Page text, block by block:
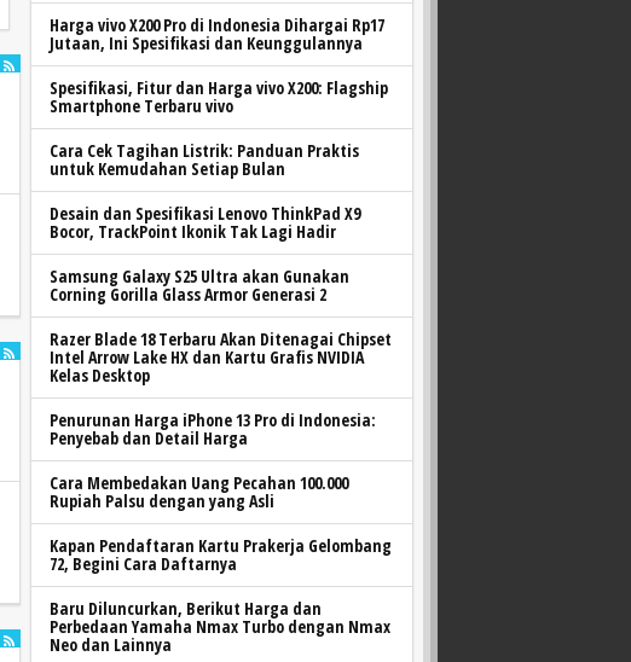
Harga vivo X200 Pro di Indonesia Dihargai Rp17
Jutaan, Ini Spesifikasi dan Keunggulannya
Spesifikasi, Fitur dan Harga vivo X200: Flagship
Smartphone Terbaru vivo
Cara Cek Tagihan Listrik: Panduan Praktis
untuk Kemudahan Setiap Bulan
Desain dan Spesifikasi Lenovo ThinkPad X9
Bocor, TrackPoint Ikonik Tak Lagi Hadir
Samsung Galaxy S25 Ultra akan Gunakan
Corning Gorilla Glass Armor Generasi 2
Razer Blade 18 Terbaru Akan Ditenagai Chipset
Intel Arrow Lake HX dan Kartu Grafis NVIDIA
Kelas Desktop
Penurunan Harga iPhone 13 Pro di Indonesia:
Penyebab dan Detail Harga
Cara Membedakan Uang Pecahan 100.000
Rupiah Palsu dengan yang Asli
Kapan Pendaftaran Kartu Prakerja Gelombang
72, Begini Cara Daftarnya
Baru Diluncurkan, Berikut Harga dan
Perbedaan Yamaha Nmax Turbo dengan Nmax
Neo dan Lainnya